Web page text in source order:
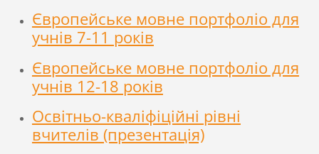
Європейське мовне портфоліо для
учнів 7-11 років
Європейське мовне портфоліо для
учнів 12-18 років
Освітньо-кваліфіційні рівні
вчителів (презентація)